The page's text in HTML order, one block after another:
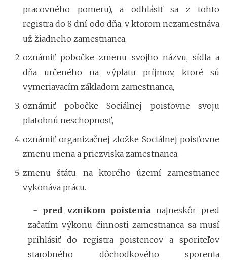
pracovného pomeru), a odhlásiť sa z tohto
registra do 8 dní odo dňa, v ktorom nezamestnáva
už žiadneho zamestnanca,
oznámiť pobočke zmenu svojho názvu, sídla a
dňa určeného na výplatu príjmov, ktoré sú
vymeriavacím základom zamestnanca,
oznámiť pobočke Sociálnej poisťovne svoju
platobnú neschopnosť,
oznámiť organizačnej zložke Sociálnej poisťovne
zmenu mena a priezviska zamestnanca,
zmenu štátu, na ktorého území zamestnanec
vykonáva prácu.
- pred vznikom poistenia najneskôr pred
začatím výkonu činnosti zamestnanca sa musí
prihlásiť do registra poistencov a sporiteľov
starobného dôchodkového sporenia